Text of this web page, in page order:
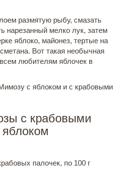
размятую рыбу, смазать
нарезанный мелко лук, затем
яблоко, майонез, тертые на
Вот такая необычная
любителям яблочек в
с яблоком и с крабовыми
с крабовыми
палочек, по 100 г